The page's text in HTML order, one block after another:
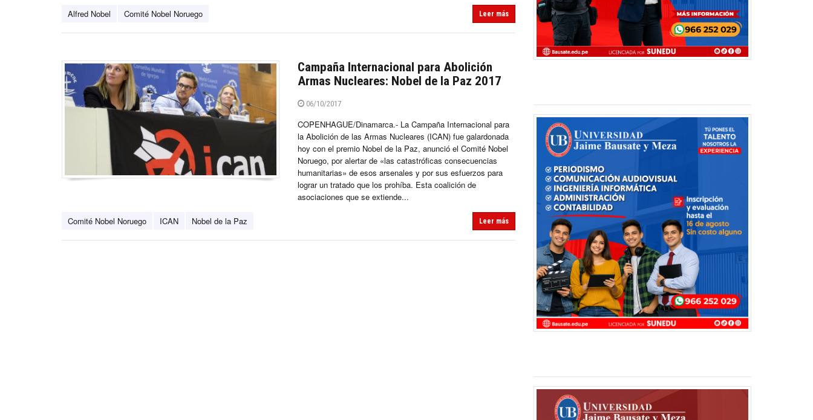
Alfred Nobel Comité Nobel Noruego Leer más
Campaña Internacional para Abolición
Armas Nucleares: Nobel de la Paz 2017
06/10/2017
COPENHAGUE/Dinamarca.- La Campaña Internacional para
la Abolición de las Armas Nucleares (ICAN) fue galardonada
hoy con el premio Nobel de la Paz, anunció el Comité Nobel
Noruego, por alertar de «las catastróficas consecuencias
humanitarias» de esos arsenales y por sus esfuerzos para
lograr un tratado que los prohíba. Esta coalición de
asociaciones que se extiende...
Comité Nobel Noruego ICAN Nobel de la Paz Leer más